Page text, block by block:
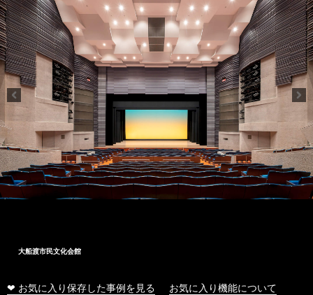
大船渡市民文化会館
❤ お気に入り保存した事例を見る お気に入り機能について